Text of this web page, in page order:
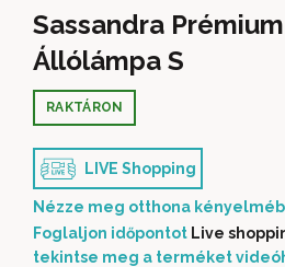
Sassandra
Állólámpa S
RAKTÁRON
LIVE Shopping
Nézze meg otthona
Foglaljon időpontot Live
tekintse meg a terméket